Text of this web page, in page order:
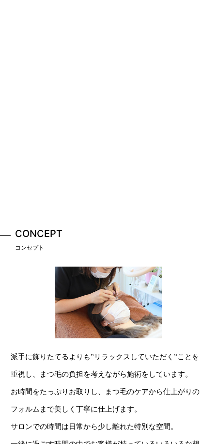
CONCEPT
コンセプト
派手に飾りたてるよりも”リラックスしていただく”ことを
重視し、まつ毛の負担を考えながら施術をしています。
お時間をたっぷりお取りし、まつ毛のケアから仕上がりの
フォルムまで美しく丁寧に仕上げます。
サロンでの時間は日常から少し離れた特別な空間。